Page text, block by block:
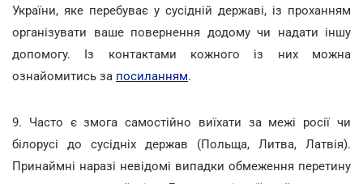
України, яке перебуває у сусідній державі, із проханням
організувати ваше повернення додому чи надати іншу
допомогу. Із контактами кожного із них можна
ознайомитись за посиланням.
9. Часто є змога самостійно виїхати за межі росії чи
білорусі до сусідніх держав (Польща, Литва, Латвія).
Принаймні наразі невідомі випадки обмеження перетину